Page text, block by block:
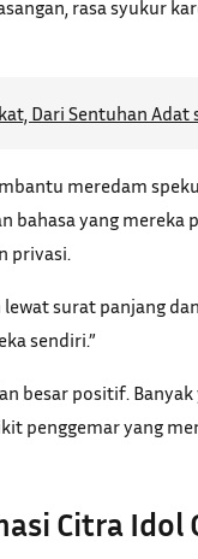
rasa syukur
Dari Sentuhan Adat
meredam
bahasa yang
privasi.
surat panjang
sendiri.”
besar positif.
penggemar yang
Citra Idol